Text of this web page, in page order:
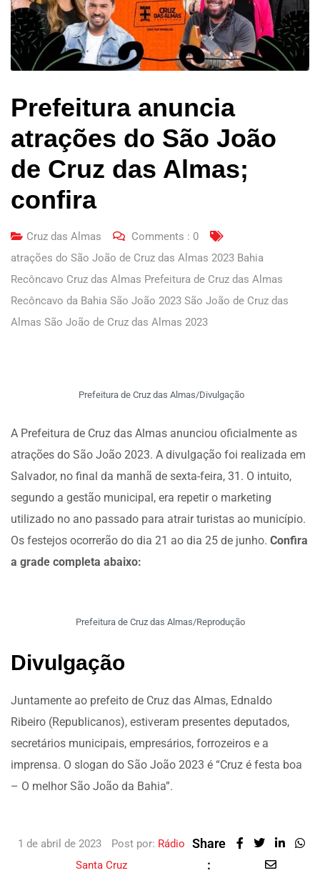
Prefeitura anuncia
atrações do São João
de Cruz das Almas;
confira
Cruz das Almas Comments : 0
atrações do São João de Cruz das Almas 2023 Bahia
Recôncavo Cruz das Almas Prefeitura de Cruz das Almas
Recôncavo da Bahia São João 2023 São João de Cruz das
Almas São João de Cruz das Almas 2023
Prefeitura de Cruz das Almas/Divulgação
A Prefeitura de Cruz das Almas anunciou oficialmente as
atrações do São João 2023. A divulgação foi realizada em
Salvador, no final da manhã de sexta-feira, 31. O intuito,
segundo a gestão municipal, era repetir o marketing
utilizado no ano passado para atrair turistas ao município.
Os festejos ocorrerão do dia 21 ao dia 25 de junho. Confira
a grade completa abaixo:
Prefeitura de Cruz das Almas/Reprodução
Divulgação
Juntamente ao prefeito de Cruz das Almas, Ednaldo
Ribeiro (Republicanos), estiveram presentes deputados,
secretários municipais, empresários, forrozeiros e a
imprensa. O slogan do São João 2023 é “Cruz é festa boa
– O melhor São João da Bahia”.
1 de abril de 2023 Post por: Rádio
Santa Cruz
Share
: